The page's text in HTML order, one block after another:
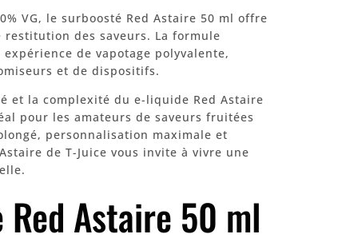
VG, le surboosté Red Astaire 50 ml offre
des saveurs. La formule
de vapotage polyvalente,
et de dispositifs.
et la complexité du e-liquide Red Astaire
pour les amateurs de saveurs fruitées
personnalisation maximale et
de T-Juice vous invite à vivre une
Red Astaire 50 ml